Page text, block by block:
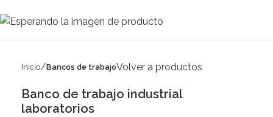
Inicio Bancos de trabajoVolver a productos
Banco de trabajo industrial
laboratorios